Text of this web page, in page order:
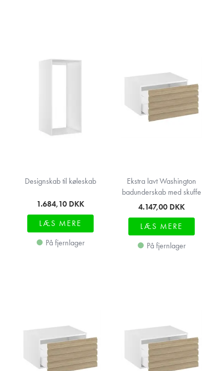
Designskab til køleskab
1.684,10 DKK
LÆS MERE
På fjernlager
Ekstra lavt Washington
badunderskab med skuffe
4.147,00 DKK
LÆS MERE
På fjernlager